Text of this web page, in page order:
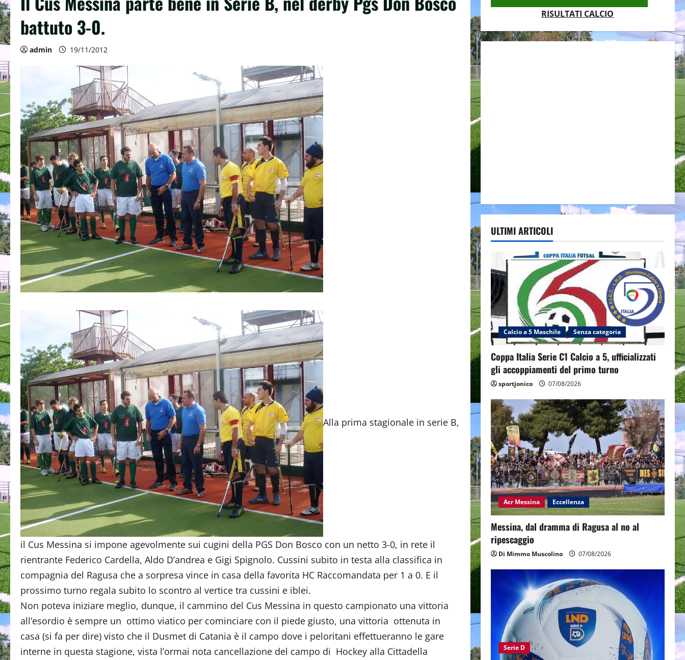
battuto 3-0.
admin 19/11/2012
Alla prima stagionale in serie B,
il Cus Messina si impone agevolmente sui cugini della PGS Don Bosco con un netto 3-0, in rete il
rientrante Federico Cardella, Aldo D’andrea e Gigi Spignolo. Cussini subito in testa alla classifica in
compagnia del Ragusa che a sorpresa vince in casa della favorita HC Raccomandata per 1 a 0. E il
prossimo turno regala subito lo scontro al vertice tra cussini e iblei.
Non poteva iniziare meglio, dunque, il cammino del Cus Messina in questo campionato una vittoria
all’esordio è sempre un ottimo viatico per cominciare con il piede giusto, una vittoria ottenuta in
casa (si fa per dire) visto che il Dusmet di Catania è il campo dove i peloritani effettueranno le gare
interne in questa stagione, vista l’ormai nota cancellazione del campo di Hockey alla Cittadella
RISULTATI CALCIO
ULTIMI ARTICOLI
Calcio a 5 Maschile Senza categoria
Coppa Italia Serie C1 Calcio a 5, ufficializzati
gli accoppiamenti del primo turno
sportjonico 07/08/2026
Acr Messina Eccellenza
Messina, dal dramma di Ragusa al no al
ripescaggio
Di Mimmo Muscolino 07/08/2026
Serie D